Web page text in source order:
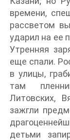
времени,
рассветом
ударил на ее
Утренняя
еще спали.
в улицы,
там
Литовских,
зажгли
детьми